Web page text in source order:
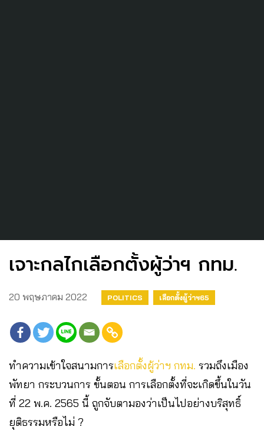
เจาะกลไกเลือกตั้งผู้ว่าฯ กทม.
20 พฤษภาคม 2022 POLITICS เลือกตั้งผู้ว่าฯ65
ทำความเข้าใจสนามการเลือกตั้งผู้ว่าฯ กทม. รวมถึงเมือง
พัทยา กระบวนการ ขั้นตอน การเลือกตั้งที่จะเกิดขึ้นในวัน
ที่ 22 พ.ค. 2565 นี้ ถูกจับตามองว่าเป็นไปอย่างบริสุทธิ์
ยุติธรรมหรือไม่ ?